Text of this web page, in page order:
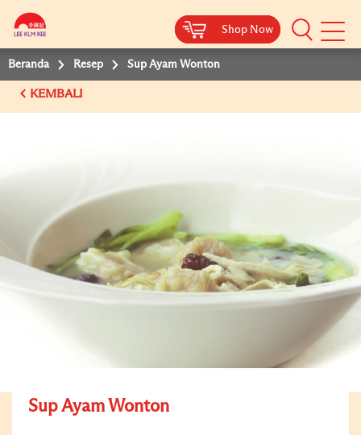
Shop Now
Shop Now
Beranda Resep Sup Ayam Wonton
KEMBALI
Sup Ayam Wonton